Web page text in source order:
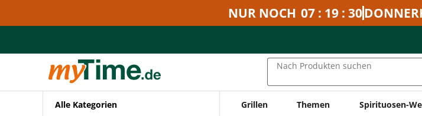
Zur Navigation springen
NUR NOCH 07 : 19 : 30
Nach Produkten suchen
Alle Kategorien Grillen Themen Spirituosen-